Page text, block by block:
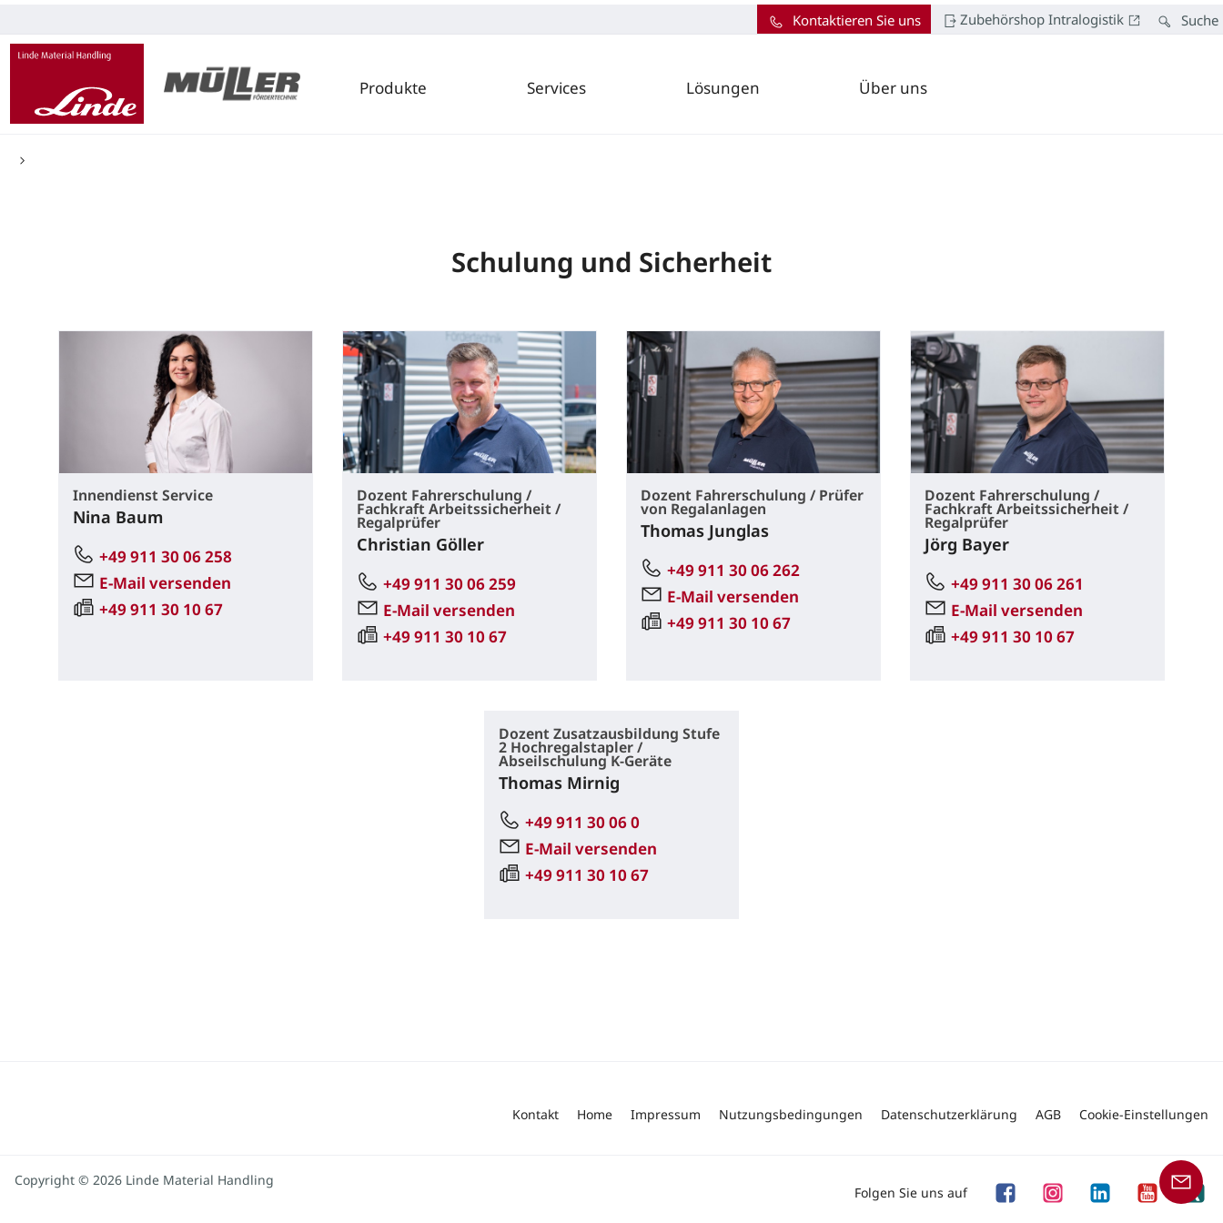
Produkte Services Lösungen Über uns
Suche
Zubehörshop Intralogistik
Kontaktieren Sie uns
Schulung und Sicherheit
Innendienst Service
Nina Baum
+49 911 30 06 258
E-Mail versenden
+49 911 30 10 67
Dozent Fahrerschulung /
Fachkraft Arbeitssicherheit /
Regalprüfer
Christian Göller
+49 911 30 06 259
E-Mail versenden
+49 911 30 10 67
Dozent Fahrerschulung / Prüfer
von Regalanlagen
Thomas Junglas
+49 911 30 06 262
E-Mail versenden
+49 911 30 10 67
Dozent Fahrerschulung /
Fachkraft Arbeitssicherheit /
Regalprüfer
Jörg Bayer
+49 911 30 06 261
E-Mail versenden
+49 911 30 10 67
Dozent Zusatzausbildung Stufe
2 Hochregalstapler /
Abseilschulung K-Geräte
Thomas Mirnig
+49 911 30 06 0
E-Mail versenden
+49 911 30 10 67
Kontakt Home Impressum Nutzungsbedingungen Datenschutzerklärung AGB Cookie-Einstellungen
Folgen Sie uns auf
Copyright © 2026 Linde Material Handling